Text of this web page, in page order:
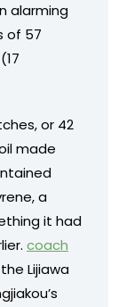
alarming
of 57
or 42
made
a
it had
coach
Lijiawa